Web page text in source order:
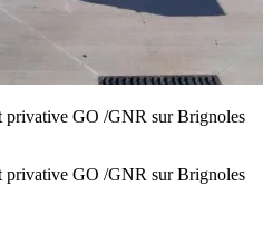
privative GO /GNR sur Brignoles
privative GO /GNR sur Brignoles